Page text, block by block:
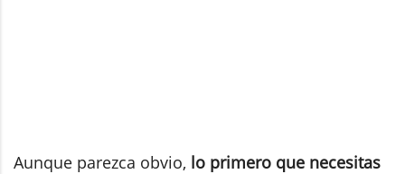
Aunque parezca obvio, lo primero que necesitas